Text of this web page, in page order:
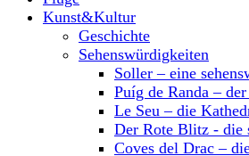
Kunst&Kultur
Geschichte
Sehenswürdigkeiten
Soller – eine
Puíg de Randa –
Le Seu – die
Der Rote Blitz - die
Coves del Drac –